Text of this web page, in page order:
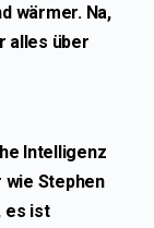
wärmer. Na,
alles über
Intelligenz
Stephen
es ist